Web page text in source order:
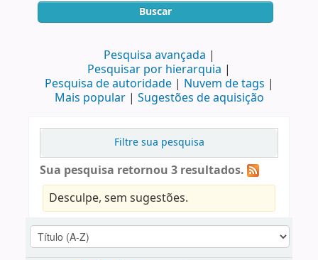
Buscar
Pesquisa avançada
Pesquisar por hierarquia
Pesquisa de autoridade
Nuvem de tags
Mais popular
Sugestões de aquisição
Filtre sua pesquisa
Sua pesquisa retornou 3 resultados.
Desculpe, sem sugestões.